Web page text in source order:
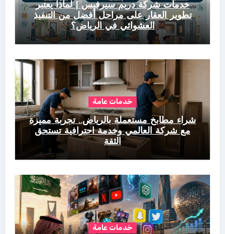
خدمات شركة دريم سيرفيس | لماذا يعتبر
تطوير العقار على مراحل أفضل من التنفيذ
العشوائي في الرياض؟
خدمات عامة
شراء مطابخ مستعملة بالرياض.. تجربة مميزة
مع شركة العالمي وخدمة احترافية تستحق
الثقة
خدمات عامة